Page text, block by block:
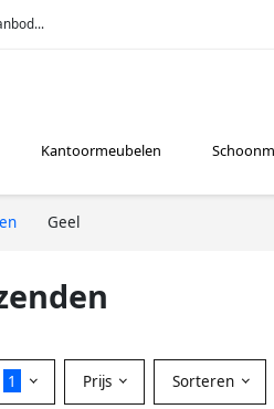
Kantoormeubelen
Geel
1 Prijs Sorteren